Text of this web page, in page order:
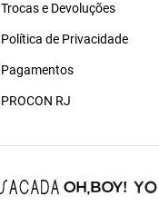
Trocas e Devoluções
Política de Privacidade
Pagamentos
PROCON RJ